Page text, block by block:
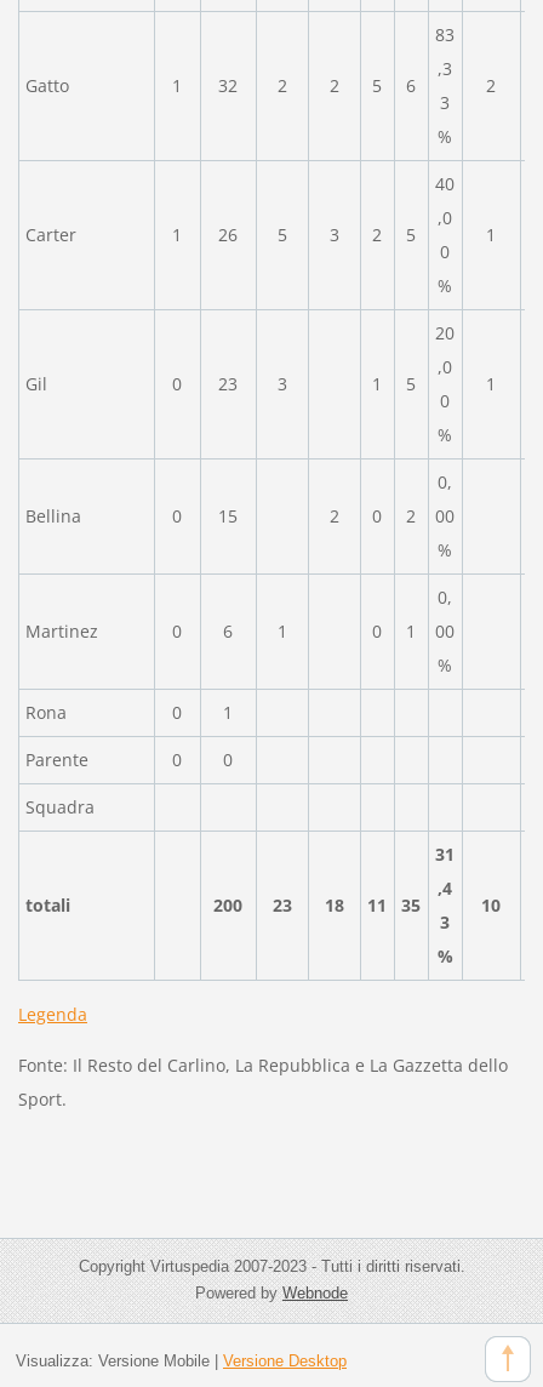
Gatto 1 32 2 2 5 6
83
,3
3
%
2
Carter 1 26 5 3 2 5
40
,0
0
%
1
Gil 0 23 3 1 5
20
,0
0
%
1
Bellina 0 15 2 0 2
0,
00
%
Martinez 0 6 1 0 1
0,
00
%
Rona 0 1
Parente 0 0
Squadra
totali 200 23 18 11 35
31
,4
3
%
10
Legenda
Fonte: Il Resto del Carlino, La Repubblica e La Gazzetta dello
Sport.
Copyright Virtuspedia 2007-2023 - Tutti i diritti riservati.
Powered byWebnode
Visualizza: Versione Mobile| Versione Desktop